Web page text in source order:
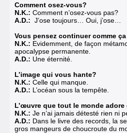
Comment osez-vous?
N.K.: Comment n’osez-vous pas?
A.D.: J’ose toujours… Oui, j’ose…
Vous pensez continuer comme
N.K.: Evidemment, de façon
apocalypse permanente.
A.D.: Une éternité.
L’image qui vous hante?
N.K.: Celle qui manque.
A.D.: L’océan sous la tempête.
L’œuvre que tout le monde
N.K.: Je n’ai jamais détesté rien ni
A.D.: Dans le livre des records, la
gros mangeurs de choucroute du